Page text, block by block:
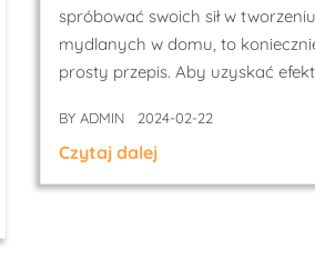
spróbować swoich sił w
mydlanych w domu, to
prosty przepis. Aby uzyskać
BY ADMIN 2024-02-22
Czytaj dalej